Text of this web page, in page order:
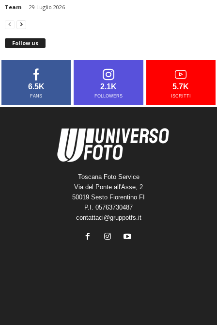
Team - 29 Luglio 2026
Follow us
6.5K
FANS
2.1K
FOLLOWERS
5.7K
ISCRITTI
Toscana Foto Service
Via del Ponte all'Asse, 2
50019 Sesto Fiorentino FI
P.I. 05763730487
contattaci@gruppotfs.it